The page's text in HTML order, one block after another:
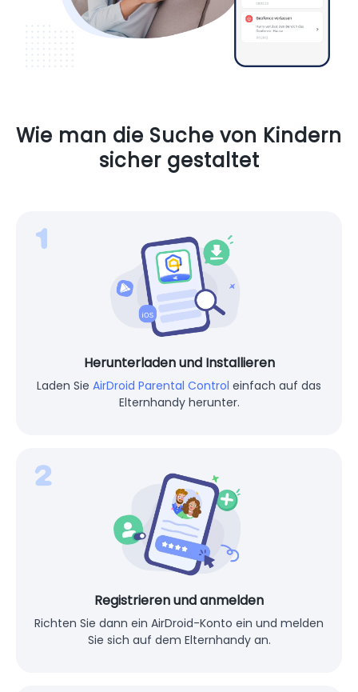
Wie man die Suche von Kindern
sicher gestaltet
Herunterladen und Installieren
Laden Sie AirDroid Parental Control einfach auf das
Elternhandy herunter.
Registrieren und anmelden
Richten Sie dann ein AirDroid-Konto ein und melden
Sie sich auf dem Elternhandy an.